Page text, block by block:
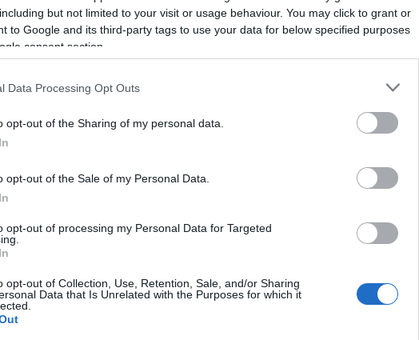
but not limited to your visit or usage behaviour. You may click to grant or
to Google and its third-party tags to use your data for below specified purposes
consent section.
Data Processing Opt Outs
opt-out of the Sharing of my personal data.
opt-out of the Sale of my Personal Data.
opt-out of processing my Personal Data for Targeted
opt-out of Collection, Use, Retention, Sale, and/or Sharing
Data that Is Unrelated with the Purposes for which it
je bilo v zadnjih 24 urah sprejetih 216 klicev, od
z lažjimi telesnimi poškodbami ter 15 z materialno škodo.
v Mislinjski Dobravi nepridiprav na več mestih prerezal
in parkiran na dvorišču stanovanjske hiše.